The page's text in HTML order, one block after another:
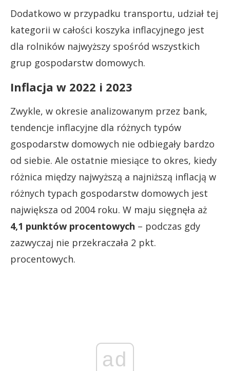
Dodatkowo w przypadku transportu, udział tej
kategorii w całości koszyka inflacyjnego jest
dla rolników najwyższy spośród wszystkich
grup gospodarstw domowych.
Inflacja w 2022 i 2023
Zwykle, w okresie analizowanym przez bank,
tendencje inflacyjne dla różnych typów
gospodarstw domowych nie odbiegały bardzo
od siebie. Ale ostatnie miesiące to okres, kiedy
różnica między najwyższą a najniższą inflacją w
różnych typach gospodarstw domowych jest
największa od 2004 roku. W maju sięgnęła aż
4,1 punktów procentowych – podczas gdy
zazwyczaj nie przekraczała 2 pkt.
procentowych.
ad